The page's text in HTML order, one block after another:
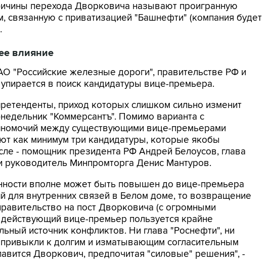
перехода Дворковича называют проигранную
связанную с приватизацией "Башнефти" (компания будет
влияние
"Российские железные дороги", правительстве РФ и
в поиск кандидатуры вице-премьера.
приход которых слишком сильно изменит
"Коммерсантъ". Помимо варианта с
между существующими вице-премьерами
как минимум три кандидатуры, которые якобы
- помощник президента РФ Андрей Белоусов, глава
Минпромторга Денис Мантуров.
вполне может быть повышен до вице-премьера
для внутренних связей в Белом доме, то возвращение
на пост Дворковича (с огромными
вице-премьер пользуется крайне
источник конфликтов. Ни глава "Роснефти", ни
к долгим и изматывающим согласительным
Дворкович, предпочитая "силовые" решения", -